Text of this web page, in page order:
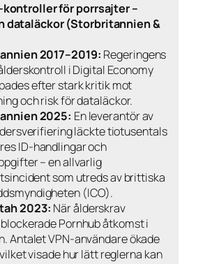
kontroller för porrsajter –
dataläckor (Storbritannien &
2017–2019: Regeringens
i Digital Economy
efter stark kritik mot
och risk för dataläckor.
2025: En leverantör av
läckte tiotusentals
ID-handlingar och
– en allvarlig
som utreds av brittiska
(ICO).
2023: När ålderskrav
Pornhub åtkomst i
Antalet VPN-användare ökade
visade hur lätt reglerna kan